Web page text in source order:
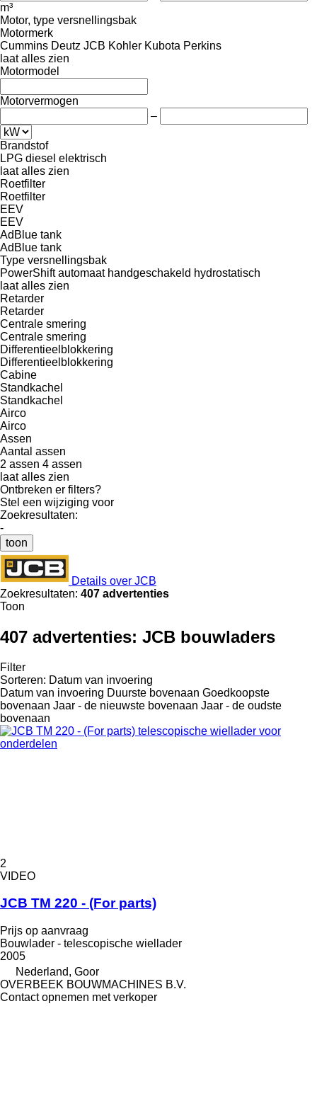
m³
Motor, type versnellingsbak
Motormerk
Cummins Deutz JCB Kohler Kubota Perkins
laat alles zien
Motormodel
Motorvermogen
–
Brandstof
LPG diesel elektrisch
laat alles zien
Roetfilter
Roetfilter
EEV
EEV
AdBlue tank
AdBlue tank
Type versnellingsbak
PowerShift automaat handgeschakeld hydrostatisch
laat alles zien
Retarder
Retarder
Centrale smering
Centrale smering
Differentieelblokkering
Differentieelblokkering
Cabine
Standkachel
Standkachel
Airco
Airco
Assen
Aantal assen
2 assen 4 assen
laat alles zien
Ontbreken er filters?
Stel een wijziging voor
Zoekresultaten:
-
toon
Details over JCB
Zoekresultaten: 407 advertenties
Toon
407 advertenties: JCB bouwladers
Filter
Sorteren: Datum van invoering
Datum van invoering Duurste bovenaan Goedkoopste
bovenaan Jaar - de nieuwste bovenaan Jaar - de oudste
bovenaan
2
VIDEO
JCB TM 220 - (For parts)
Prijs op aanvraag
Bouwlader - telescopische wiellader
2005
Nederland, Goor
OVERBEEK BOUWMACHINES B.V.
Contact opnemen met verkoper